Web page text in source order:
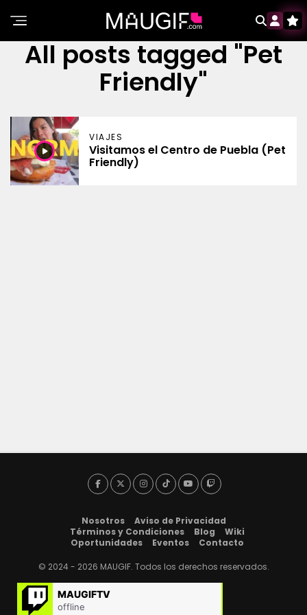
All posts tagged "Pet
Friendly"
VIAJES
Visitamos el Centro de Puebla (Pet
Friendly)
Nosotros
Aviso de Privacidad
Términos y Condiciones
Blog
Wiki
Oportunidades
Eventos Contacto
© 2024 - 2026 MAUGIF. Todos los derechos reservados.
MAUGIFTV
offline